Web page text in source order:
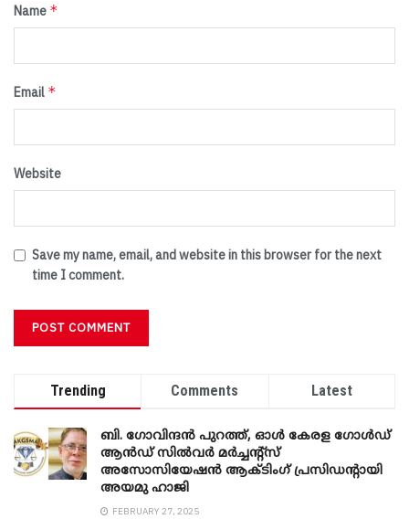
Name *
Email *
Website
Save my name, email, and website in this browser for the next
time I comment.
Trending Comments Latest
ബി. ​ഗോവിന്ദൻ പുറത്ത്, ഓൾ കേരള ഗോൾഡ്
ആൻഡ് സിൽവർ മർച്ചന്റ്സ്
അസോസിയേഷൻ ആക്ടിംഗ് പ്രസിഡന്റായി
അയമു ഹാജി
FEBRUARY 27, 2025